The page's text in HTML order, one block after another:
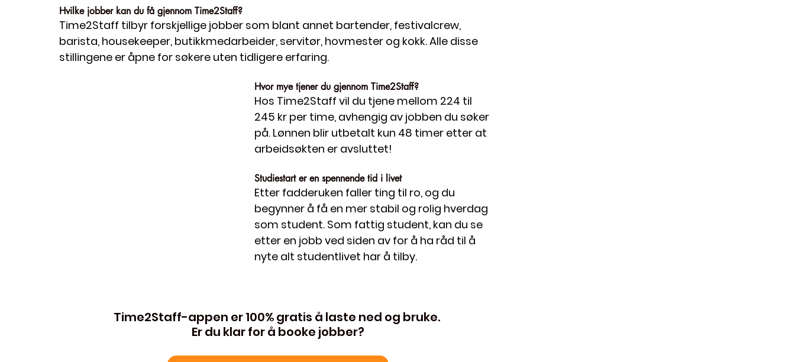
Hvilke jobber kan du få gjennom Time2Staff?
Time2Staff tilbyr forskjellige jobber som blant annet bartender, festivalcrew,
barista, housekeeper, butikkmedarbeider, servitør, hovmester og kokk. Alle disse
stillingene er åpne for søkere uten tidligere erfaring.
Hvor mye tjener du gjennom Time2Staff?
Hos Time2Staff vil du tjene mellom 224 til
245 kr per time, avhengig av jobben du søker
på. Lønnen blir utbetalt kun 48 timer etter at
arbeidsøkten er avsluttet!
Studiestart er en spennende tid i livet
Etter fadderuken faller ting til ro, og du
begynner å få en mer stabil og rolig hverdag
som student. Som fattig student, kan du se
etter en jobb ved siden av for å ha råd til å
nyte alt studentlivet har å tilby.
Time2Staff-appen er 100% gratis å laste ned og bruke.
Er du klar for å booke jobber?